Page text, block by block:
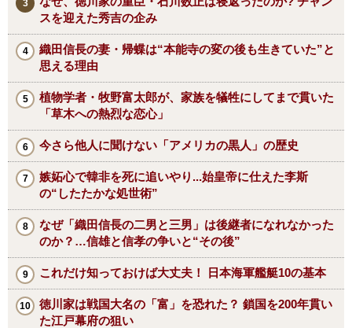
スを迎えた秀吉の企み
織田信長の妻・帰蝶は“本能寺の変の後も生きていた”と
思える理由
植物学者・牧野富太郎が、家族を犠牲にしてまで貫いた
「草木への熱烈な恋心」
今さら他人に聞けない「アメリカの黒人」の歴史
嫉妬心で韓非を死に追いやり...始皇帝に仕えた李斯
の“したたかな処世術”
なぜ「織田信長の二男と三男」は後継者になれなかった
のか？…信雄と信孝の争いと“その後”
これだけ知っておけば大丈夫！ 日本海軍艦艇10の基本
徳川家は戦国大名の「富」を恐れた？ 鎖国を200年貫い
た江戸幕府の狙い